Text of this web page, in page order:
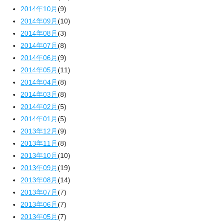
2014年10月(9)
2014年09月(10)
2014年08月(3)
2014年07月(8)
2014年06月(9)
2014年05月(11)
2014年04月(8)
2014年03月(8)
2014年02月(5)
2014年01月(5)
2013年12月(9)
2013年11月(8)
2013年10月(10)
2013年09月(19)
2013年08月(14)
2013年07月(7)
2013年06月(7)
2013年05月(7)